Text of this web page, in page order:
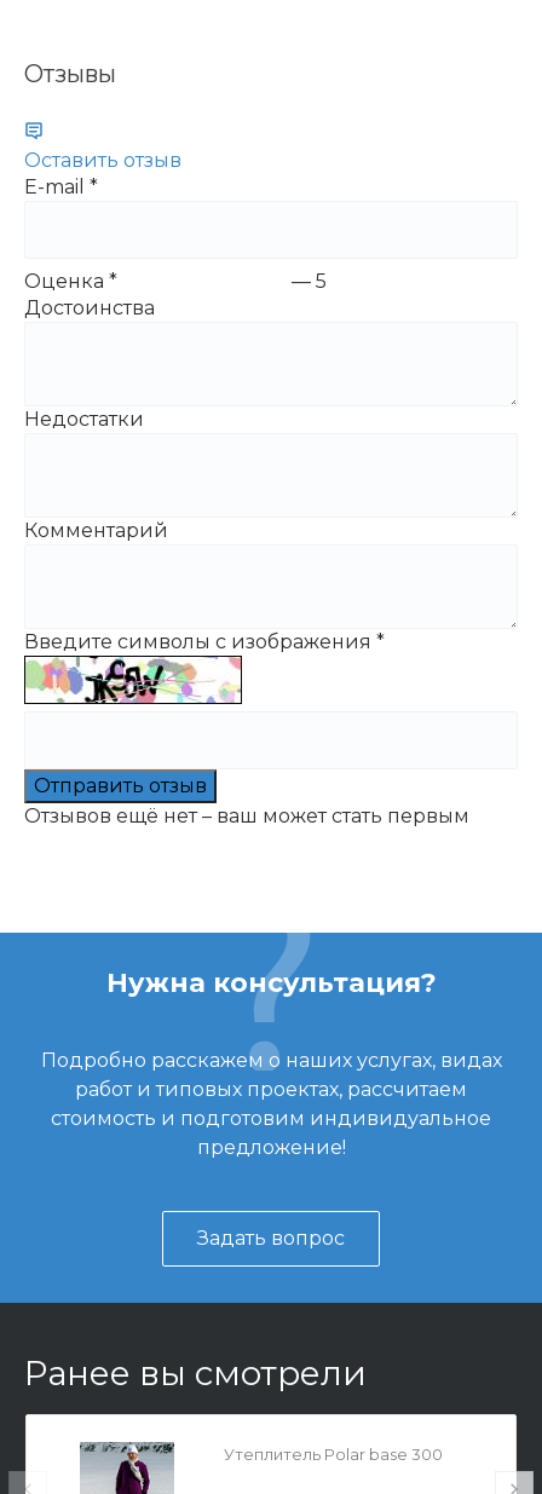
Отзывы
Оставить отзыв
E-mail *
Оценка * — 5
Достоинства
Недостатки
Комментарий
Введите символы с изображения *
Отправить отзыв
Отзывов ещё нет – ваш может стать первым
Нужна консультация?
Подробно расскажем о наших услугах, видах
работ и типовых проектах, рассчитаем
стоимость и подготовим индивидуальное
предложение!
Задать вопрос
Ранее вы смотрели
Утеплитель Polar base 300